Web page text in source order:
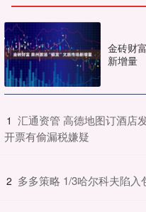
金砖财
新增量
1 汇通资管 高德地图订酒店
开票有偷漏税嫌疑
2 多多策略 1/3哈尔科夫陷入